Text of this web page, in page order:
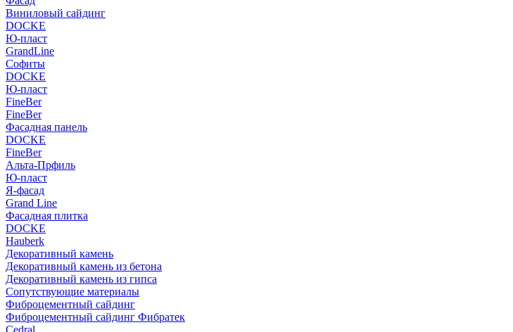
Виниловый сайдинг
DOCKE
Ю-пласт
GrandLine
Софиты
DOCKE
Ю-пласт
FineBer
FineBer
Фасадная панель
DOCKE
FineBer
Альта-Прфиль
Ю-пласт
Я-фасад
Grand Line
Фасадная плитка
DOCKE
Hauberk
Декоративный камень
Декоративный камень из бетона
Декоративный камень из гипса
Сопутствующие материалы
Фиброцементный сайдинг
Фиброцементный сайдинг Фибратек
Cedral